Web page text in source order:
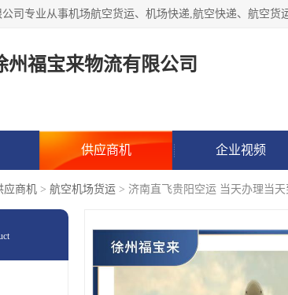
州福宝来物流有限公司
供应商机 企业视频
应商机 > 航空机场货运 > 济南直飞贵阳空运 当天办理当天